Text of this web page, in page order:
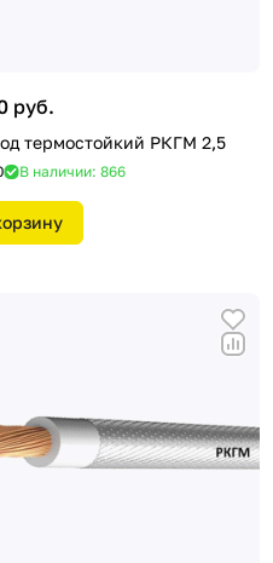
руб.
термостойкий РКГМ 2,5
В наличии: 866